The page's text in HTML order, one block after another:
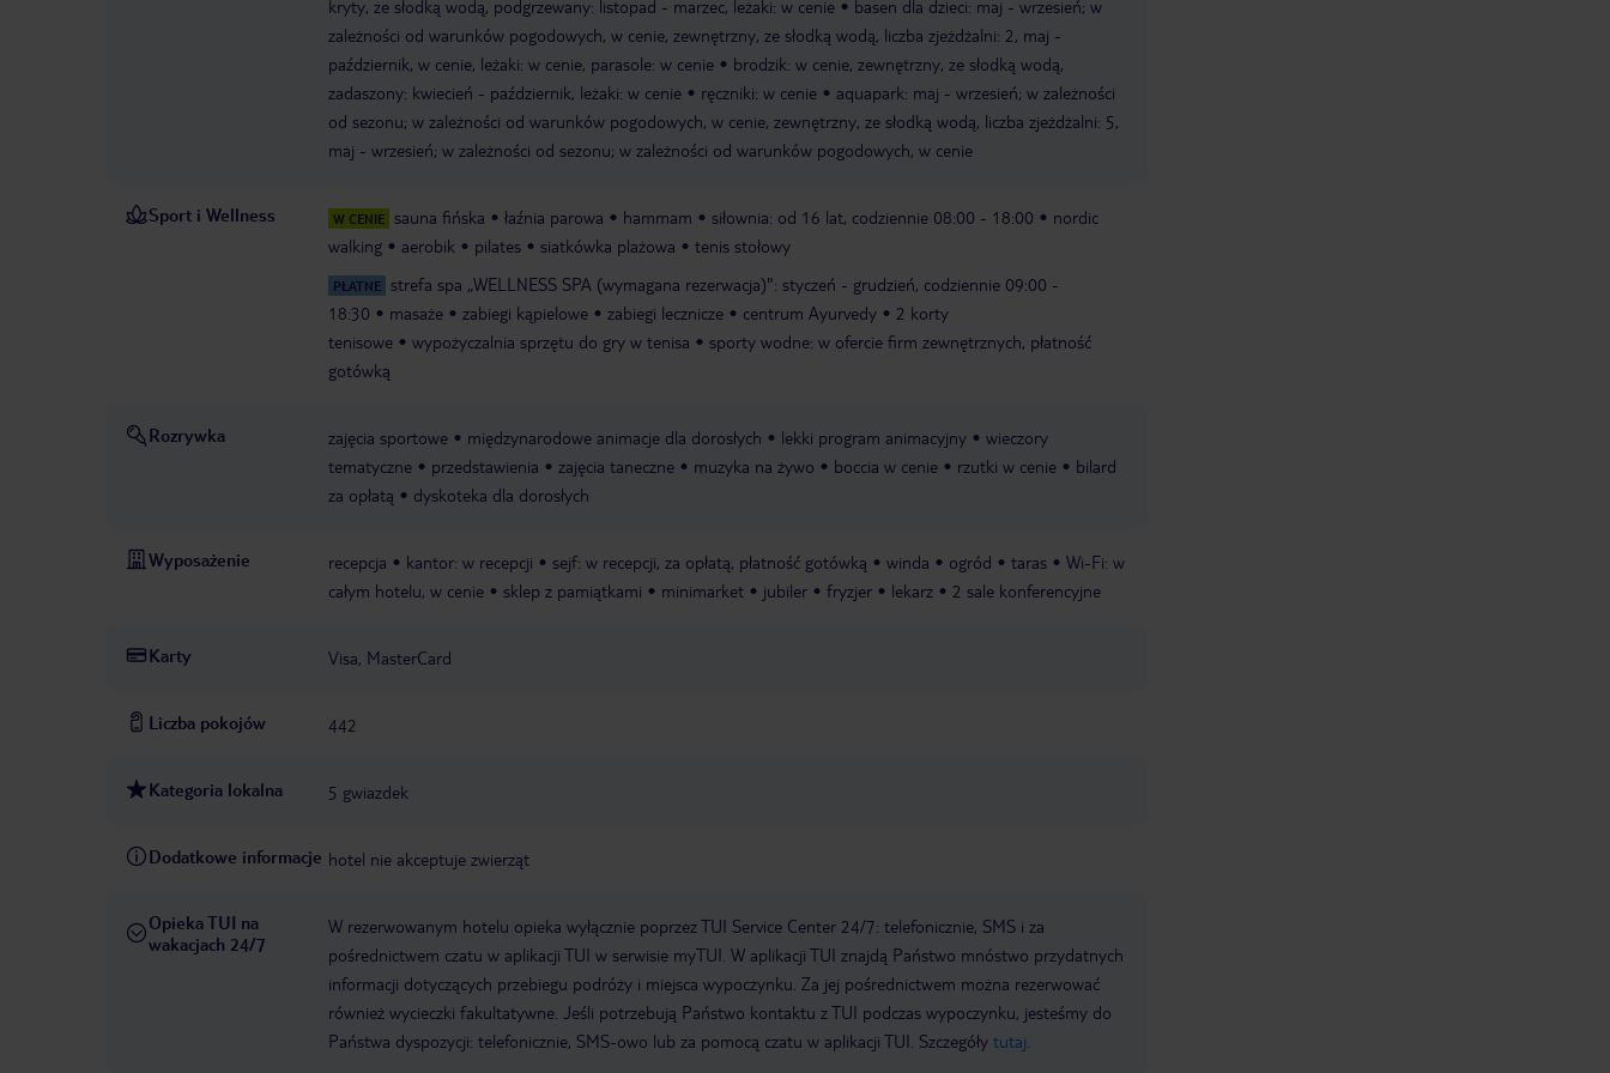
kryty, ze słodką wodą, podgrzewany: listopad - marzec, leżaki: w cenie
basen dla dzieci: maj - wrzesień; w
zależności od warunków pogodowych, w cenie, zewnętrzny, ze słodką wodą, liczba zjeżdżalni: 2, maj -
październik, w cenie, leżaki: w cenie, parasole: w cenie
brodzik: w cenie, zewnętrzny, ze słodką wodą,
zadaszony: kwiecień - październik, leżaki: w cenie
ręczniki: w cenie
aquapark: maj - wrzesień; w zależności
od sezonu; w zależności od warunków pogodowych, w cenie, zewnętrzny, ze słodką wodą, liczba zjeżdżalni: 5,
maj - wrzesień; w zależności od sezonu; w zależności od warunków pogodowych, w cenie
Sport i Wellness W CENIE sauna fińska łaźnia parowa hammam siłownia: od 16 lat, codziennie 08:00 - 18:00
nordic
walking
aerobik pilates siatkówka plażowa tenis stołowy
PŁATNE
strefa spa „WELLNESS SPA (wymagana rezerwacja)": styczeń - grudzień, codziennie 09:00 -
18:30
masaże zabiegi kąpielowe zabiegi lecznicze centrum Ayurvedy
2 korty
tenisowe
wypożyczalnia sprzętu do gry w tenisa
sporty wodne: w ofercie firm zewnętrznych, płatność
gotówką
Rozrywka zajęcia sportowe międzynarodowe animacje dla dorosłych lekki program animacyjny
wieczory
tematyczne
przedstawienia zajęcia taneczne muzyka na żywo boccia w cenie rzutki w cenie
bilard
za opłatą
dyskoteka dla dorosłych
Wyposażenie recepcja kantor: w recepcji sejf: w recepcji, za opłatą, płatność gotówką winda ogród taras
Wi-Fi: w
całym hotelu, w cenie
sklep z pamiątkami minimarket jubiler fryzjer lekarz 2 sale konferencyjne
Karty Visa, MasterCard
Liczba pokojów 442
Kategoria lokalna 5 gwiazdek
Dodatkowe informacje hotel nie akceptuje zwierząt
Opieka TUI na
wakacjach 24/7
W rezerwowanym hotelu opieka wyłącznie poprzez TUI Service Center 24/7: telefonicznie, SMS i za
pośrednictwem czatu w aplikacji TUI w serwisie myTUI. W aplikacji TUI znajdą Państwo mnóstwo przydatnych
informacji dotyczących przebiegu podróży i miejsca wypoczynku. Za jej pośrednictwem można rezerwować
również wycieczki fakultatywne. Jeśli potrzebują Państwo kontaktu z TUI podczas wypoczynku, jesteśmy do
Państwa dyspozycji: telefonicznie, SMS-owo lub za pomocą czatu w aplikacji TUI. Szczegóły tutaj